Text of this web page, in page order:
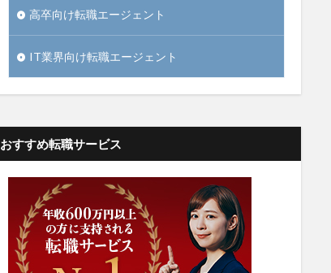
高卒向け転職エージェント
IT業界向け転職エージェント
おすすめ転職サービス